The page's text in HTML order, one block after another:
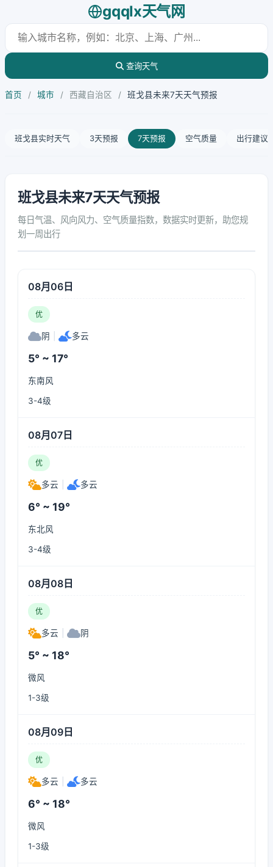
gqqlx天气网
查询天气
首页 / 城市 / 西藏自治区 / 班戈县未来7天天气预报
班戈县实时天气 3天预报 7天预报 空气质量 出行建议
班戈县未来7天天气预报
每日气温、风向风力、空气质量指数，数据实时更新，助您规
划一周出行
08月06日
优
阴 多云
5° ~ 17°
东南风
3-4级
08月07日
优
多云 多云
6° ~ 19°
东北风
3-4级
08月08日
优
多云 阴
5° ~ 18°
微风
1-3级
08月09日
优
多云 多云
6° ~ 18°
微风
1-3级